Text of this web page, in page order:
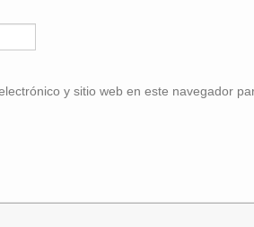
y sitio web en este navegador